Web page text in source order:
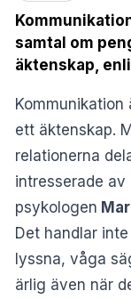
samtal om
äktenskap,
ett äktenskap.
relationerna
intresserade
psykologen
Det handlar
lyssna, våga
ärlig även när